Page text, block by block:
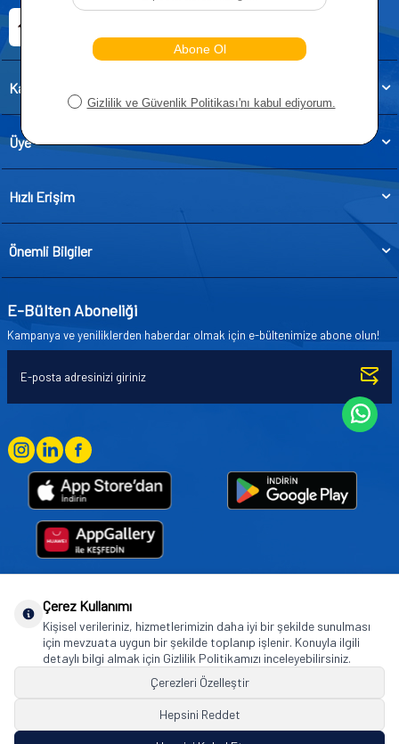
Kategoriler
Üye
Hızlı Erişim
Önemli Bilgiler
E-Bülten Aboneliği
Kampanya ve yeniliklerden haberdar olmak için e-bültenimize abone olun!
Goodyear (and Winged Foot Design) are trademarks of or licensed to The Goodyear
Tire & Rubber Company used under license by Basbug Group Company,
Istanbul/Türkiye. © 2026 The Goodyear Tire & Rubber Company.
Çerez Kullanımı
Kişisel verileriniz, hizmetlerimizin daha iyi bir şekilde sunulması
için mevzuata uygun bir şekilde toplanıp işlenir. Konuyla ilgili
detaylı bilgi almak için Gizlilik Politikamızı inceleyebilirsiniz.
Çerezleri Özelleştir
Hepsini Reddet